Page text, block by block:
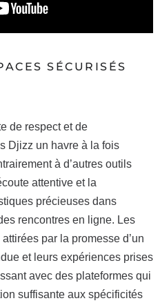
SÉCURISÉS
de respect et de
Djizz un havre à la fois
à d’autres outils
attentive et la
précieuses dans
rencontres en ligne. Les
par la promesse d’un
et leurs expériences prises
avec des plateformes qui
suffisante aux spécificités